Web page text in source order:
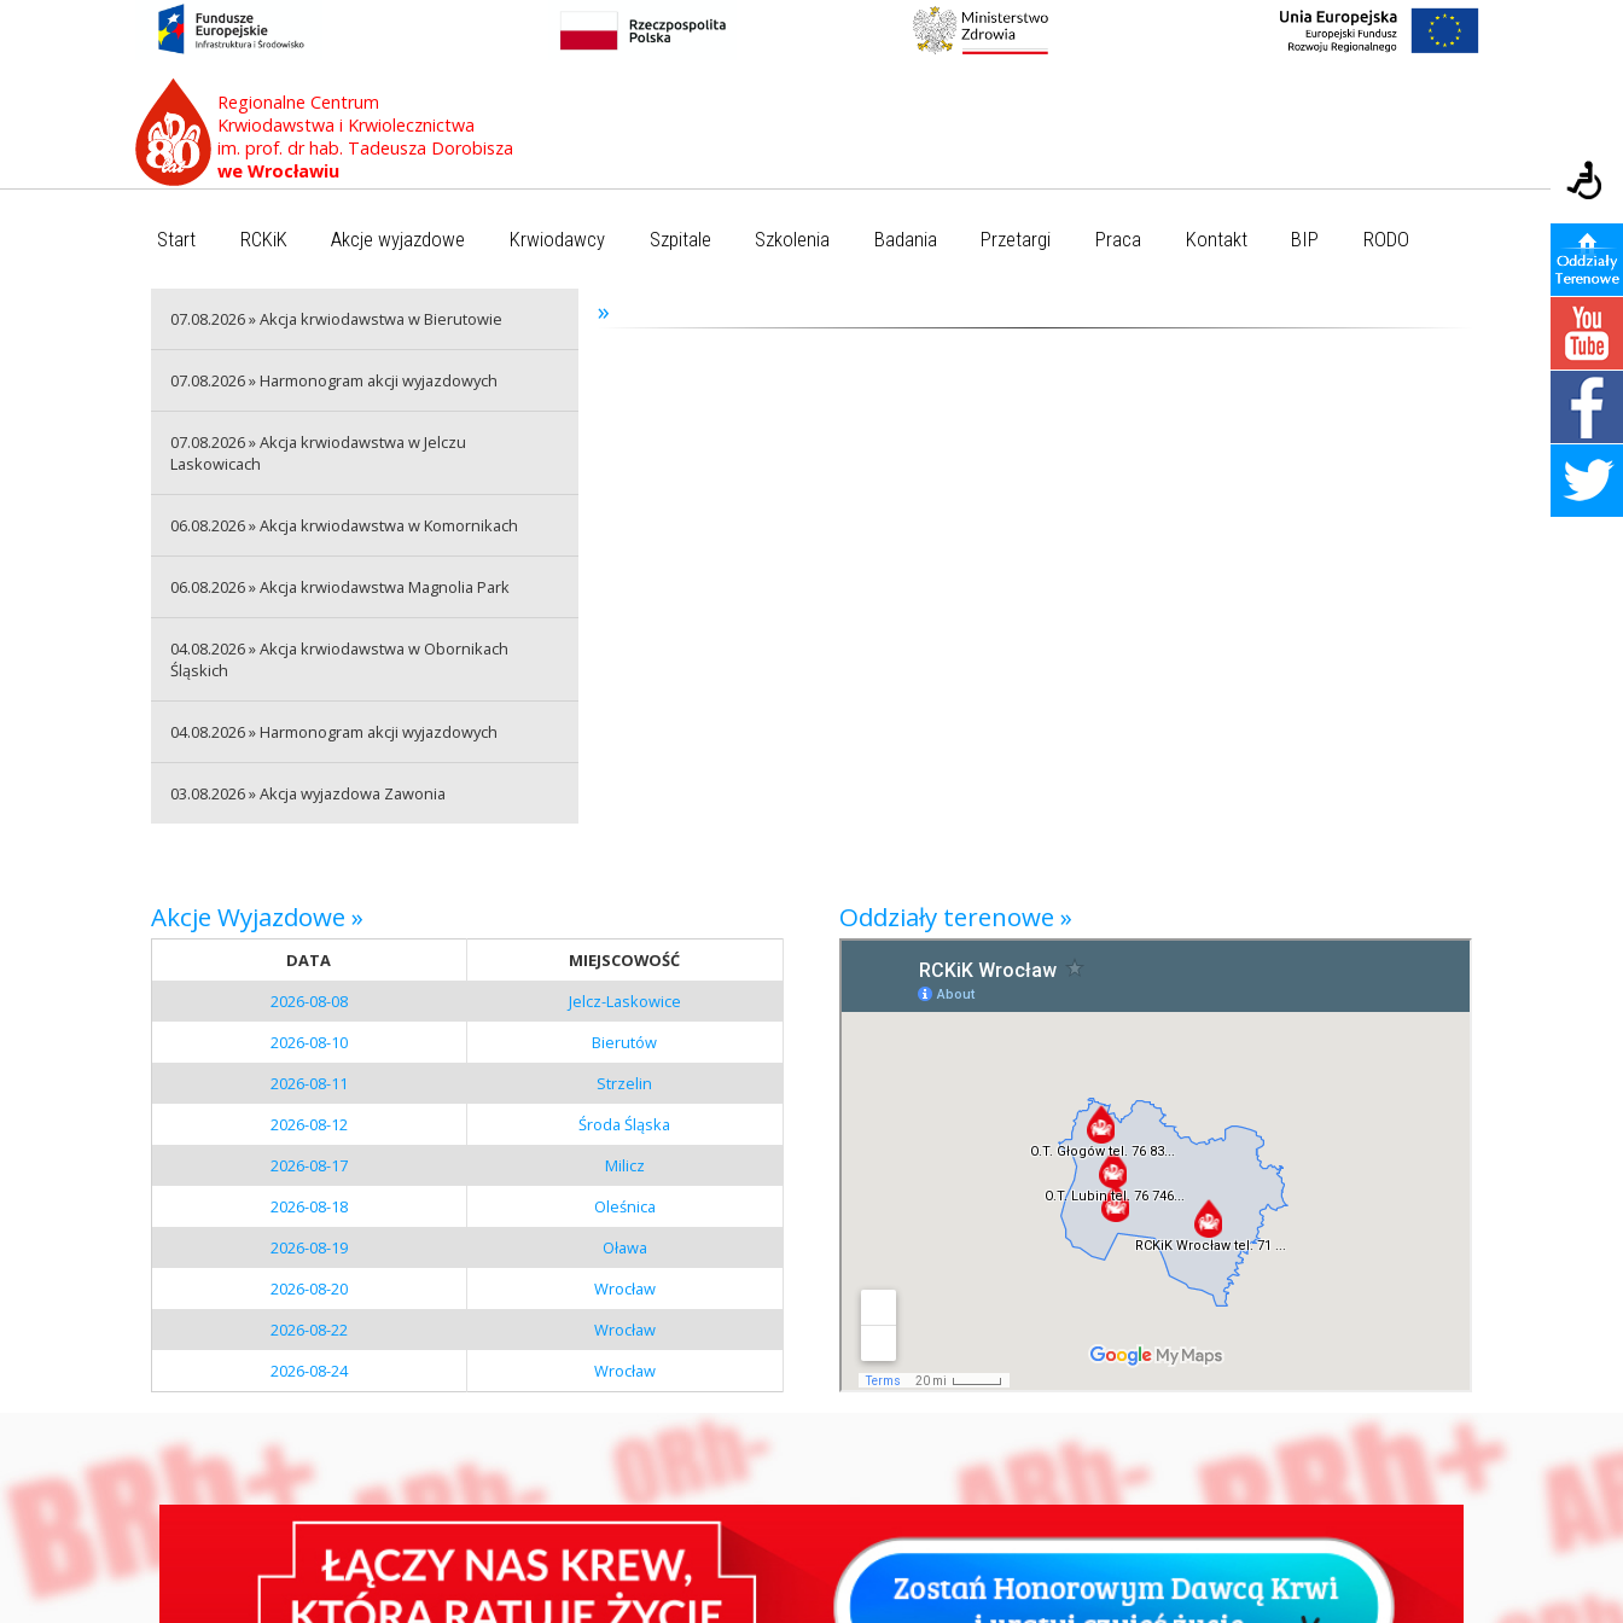
Regionalne Centrum
Krwiodawstwa i Krwiolecznictwa
im. prof. dr hab. Tadeusza Dorobisza
we Wrocławiu
Start RCKiK Akcje wyjazdowe Krwiodawcy Szpitale Szkolenia Badania Przetargi Praca Kontakt BIP RODO
07.08.2026 » Akcja krwiodawstwa w Bierutowie
07.08.2026 » Harmonogram akcji wyjazdowych
07.08.2026 » Akcja krwiodawstwa w Jelczu
Laskowicach
06.08.2026 » Akcja krwiodawstwa w Komornikach
06.08.2026 » Akcja krwiodawstwa Magnolia Park
04.08.2026 » Akcja krwiodawstwa w Obornikach
Śląskich
04.08.2026 » Harmonogram akcji wyjazdowych
03.08.2026 » Akcja wyjazdowa Zawonia
»
Akcje Wyjazdowe »
DATA
MIEJSCOWOŚĆ
2026-08-08
Jelcz-Laskowice
2026-08-10
Bierutów
2026-08-11
Strzelin
2026-08-12
Środa Śląska
2026-08-17
Milicz
2026-08-18
Oleśnica
2026-08-19
Oława
2026-08-20
Wrocław
2026-08-22
Wrocław
2026-08-24
Wrocław
Oddziały terenowe »